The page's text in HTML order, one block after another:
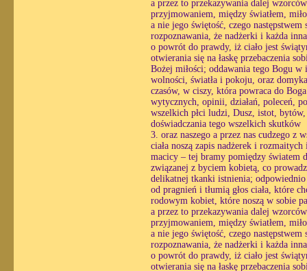
a przez to przekazywania dalej
przyjmowaniem, między światłem,
a nie jego świętość, czego
rozpoznawania, że nadżerki i każda
o powrót do prawdy, iż ciało jest
otwierania się na łaskę przebaczenia
Bożej miłości; oddawania tego Bogu
wolności, światła i pokoju, oraz
czasów, w ciszy, która powraca do
wytycznych, opinii, działań, poleceń,
wszelkich płci ludzi, Dusz, istot,
doświadczania tego wszelkich skutków
3. oraz naszego a przez nas cudzego
ciała noszą zapis nadżerek i
macicy – tej bramy pomiędzy światem
związanej z byciem kobietą, co
delikatnej tkanki istnienia;
od pragnień i tłumią głos ciała, które
rodowym kobiet, które noszą w sobie
a przez to przekazywania dalej
przyjmowaniem, między światłem,
a nie jego świętość, czego
rozpoznawania, że nadżerki i każda
o powrót do prawdy, iż ciało jest
otwierania się na łaskę przebaczenia